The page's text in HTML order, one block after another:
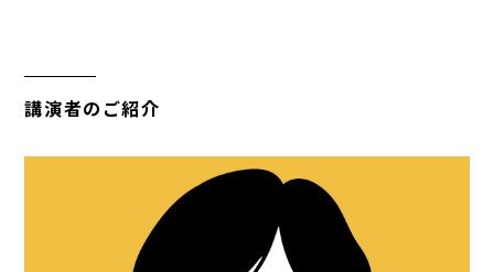
講演者のご紹介